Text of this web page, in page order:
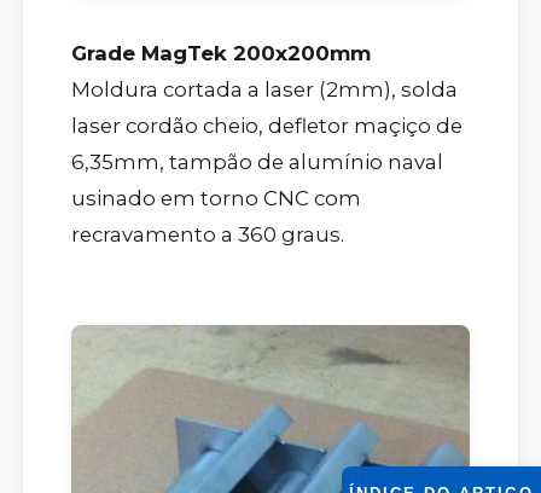
Grade MagTek 200x200mm
Moldura cortada a laser (2mm), solda
laser cordão cheio, defletor maçiço de
6,35mm, tampão de alumínio naval
usinado em torno CNC com
recravamento a 360 graus.